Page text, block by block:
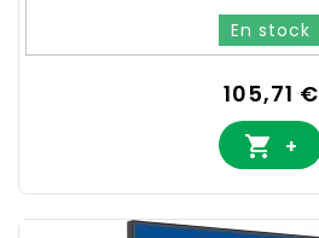
En stock
Prix
105,71 €
 +